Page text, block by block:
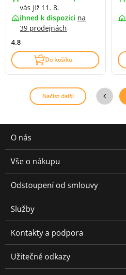
vás již 11. 8.
ihned k dispozici na
39 prodejnách
4.8
Do košíku
Načíst další
O nás
Vše o nákupu
Odstoupení od smlouvy
Služby
Kontakty a podpora
Užitečné odkazy